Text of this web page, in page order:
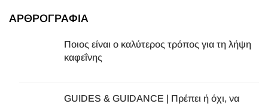
ΑΡΘΡΟΓΡΑΦΙΑ
Ποιος είναι ο καλύτερος τρόπος για τη λήψη
καφεΐνης
GUIDES & GUIDANCE | Πρέπει ή όχι, να